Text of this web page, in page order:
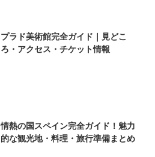
プラド美術館完全ガイド｜見どこ
ろ・アクセス・チケット情報
情熱の国スペイン完全ガイド！魅力
的な観光地・料理・旅行準備まとめ